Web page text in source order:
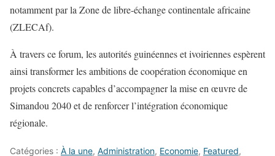
notamment par la Zone de libre-échange continentale africaine
(ZLECAf).
À travers ce forum, les autorités guinéennes et ivoiriennes espèrent
ainsi transformer les ambitions de coopération économique en
projets concrets capables d’accompagner la mise en œuvre de
Simandou 2040 et de renforcer l’intégration économique
régionale.
Catégories : À la une, Administration, Economie, Featured,